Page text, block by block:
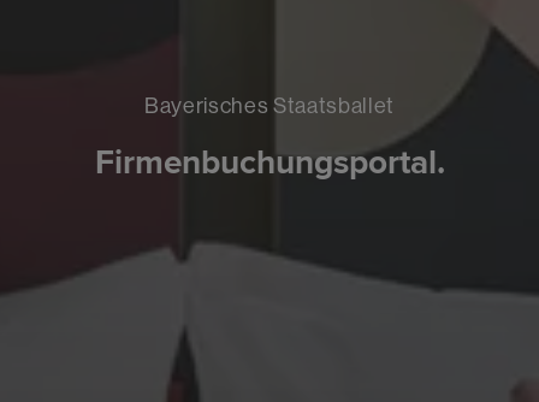
Bayerisches Staatsballet
Firmenbuchungsportal.